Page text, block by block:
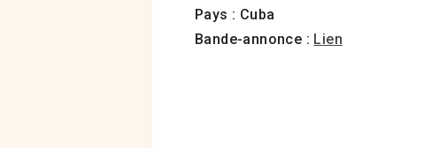
Pays : Cuba
Bande-annonce : Lien